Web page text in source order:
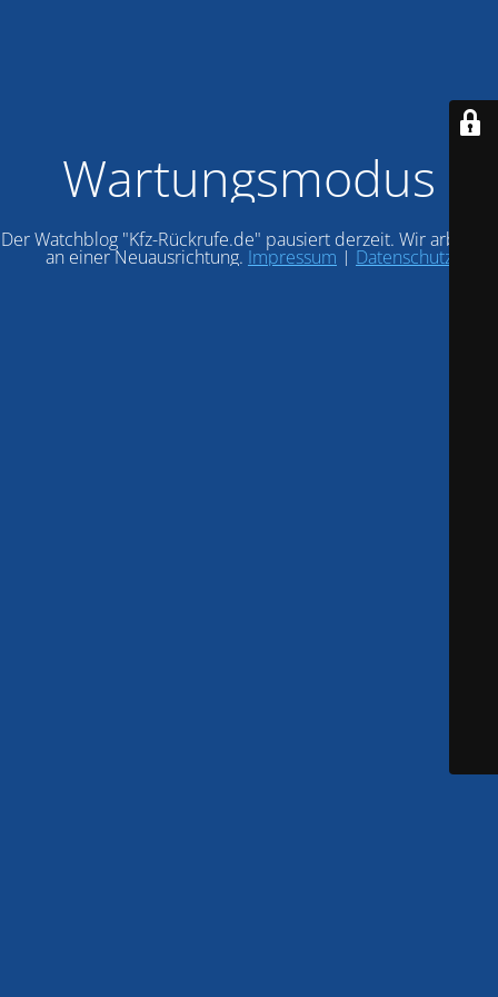
Wartungsmodus
Der Watchblog "Kfz-Rückrufe.de" pausiert derzeit. Wir arbeiten
an einer Neuausrichtung. Impressum | Datenschutz